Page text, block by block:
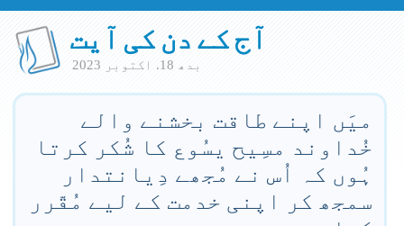
آج کے دن کی آیت
بدھ 18. اكتوبر 2023
میَں اپنے طاقت بخشنے والے
خُداوند مسِیح یسُوع کا شُکر کرتا
ہُوں کہ اُس نے مُجھے دِیانتدار
سمجھ کر اپنی خدمت کے لیے مُقّرر